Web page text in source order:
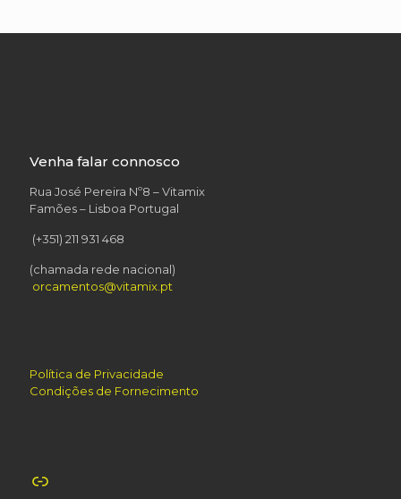
Venha falar connosco
Rua José Pereira Nº8 – Vitamix
Famões – Lisboa Portugal
(+351) 211 931 468
(chamada rede nacional)
orcamentos@vitamix.pt
Política de Privacidade
Condições de Fornecimento
Link